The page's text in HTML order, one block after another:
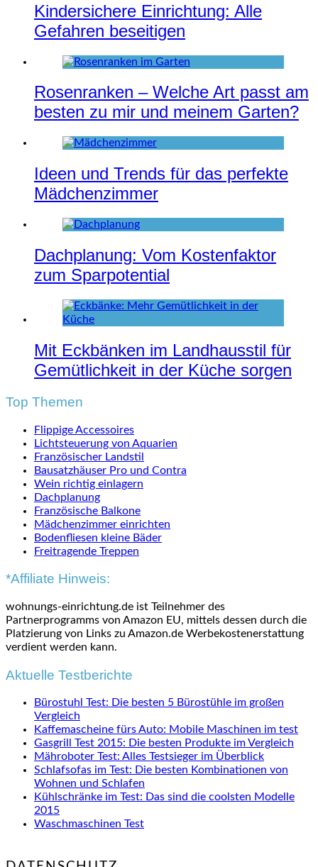
Kindersichere Einrichtung: Alle
Gefahren beseitigen
Rosenranken – Welche Art passt am
besten zu mir und meinem Garten?
Ideen und Trends für das perfekte
Mädchenzimmer
Dachplanung: Vom Kostenfaktor
zum Sparpotential
Mit Eckbänken im Landhausstil für
Gemütlichkeit in der Küche sorgen
Top Themen
Flippige Accessoires
Lichtsteuerung von Aquarien
Französischer Landstil
Bausatzhäuser Pro und Contra
Wein richtig einlagern
Dachplanung
Französische Balkone
Mädchenzimmer einrichten
Bodenfliesen kleine Bäder
Freitragende Treppen
*Affiliate Hinweis:
wohnungs-einrichtung.de ist Teilnehmer des
Partnerprogramms von Amazon EU, mittels dessen durch die
Platzierung von Links zu Amazon.de Werbekostenerstattung
verdient werden kann.
Aktuelle Testberichte
Bürostuhl Test: Die besten 5 Bürostühle im großen
Vergleich
Kaffemascheine fürs Auto: Mobile Maschinen im test
Gasgrill Test 2015: Die besten Produkte im Vergleich
Mähroboter Test: Alles Testsieger im Überblick
Schlafsofas im Test: Die besten Kombinationen von
Wohnen und Schlafen
Kühlschränke im Test: Das sind die coolsten Modelle
2015
Waschmaschinen Test